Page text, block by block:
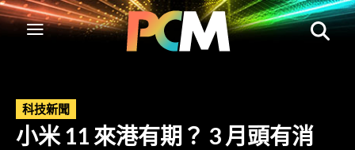
科技新聞
小米 11 來港有期？ 3 月頭有消